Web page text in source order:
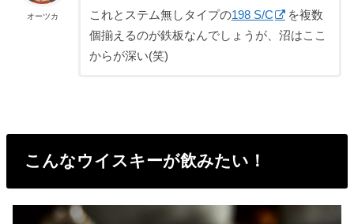
オーツカ これとステム無しタイプの198 S/C
を複数
個揃えるのが鉄板なんでしょうが、沼はここ
からが深い(笑)
こんなウイスキーが飲みたい！